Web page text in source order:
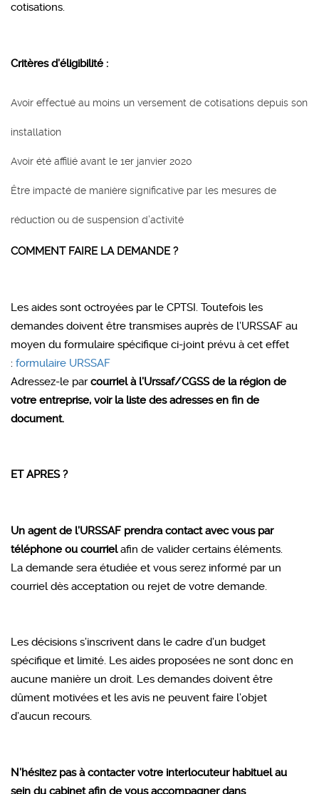
cotisations.
Critères d’éligibilité :
Avoir effectué au moins un versement de cotisations depuis son
installation
Avoir été affilié avant le 1er janvier 2020
Être impacté de manière significative par les mesures de
réduction ou de suspension d’activité
COMMENT FAIRE LA DEMANDE ?
Les aides sont octroyées par le CPTSI. Toutefois les
demandes doivent être transmises auprès de l’URSSAF au
moyen du formulaire spécifique ci-joint prévu à cet effet
: formulaire URSSAF
Adressez-le parcourriel à l’Urssaf/CGSS de la région de
votre entreprise, voir la liste des adresses en fin de
document.
ET APRES ?
Un agent de l’URSSAF prendra contact avec vous par
téléphone ou courrielafin de valider certains éléments.
La demande sera étudiée et vous serez informé par un
courriel dès acceptation ou rejet de votre demande.
Les décisions s’inscrivent dans le cadre d’un budget
spécifique et limité. Les aides proposées ne sont donc en
aucune manière un droit. Les demandes doivent être
dûment motivées et les avis ne peuvent faire l’objet
d’aucun recours.
N’hésitez pas à contacter votre interlocuteur habituel au
sein du cabinet afin de vous accompagner dans